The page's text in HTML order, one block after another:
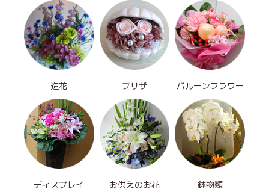
造花 プリザ バルーンフラワー
ディスプレイ お供えのお花 鉢物類